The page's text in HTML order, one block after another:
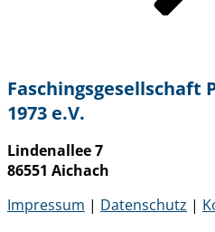
Faschingsgesellschaft
1973 e.V.
Lindenallee 7
86551 Aichach
Impressum | Datenschutz |